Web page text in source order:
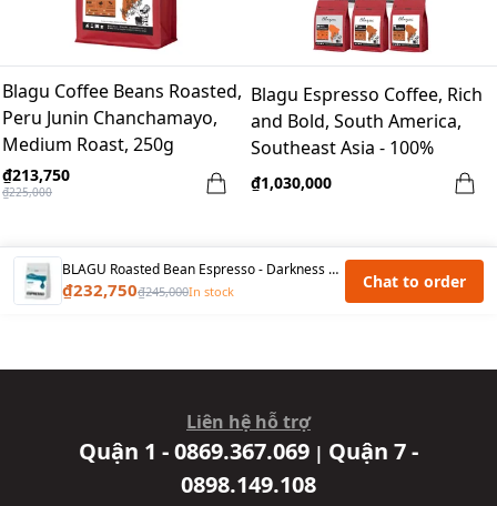
Blagu Coffee Beans Roasted,
Peru Junin Chanchamayo,
Medium Roast, 250g
₫213,750
₫225,000
Blagu Espresso Coffee, Rich
and Bold, South America,
Southeast Asia - 100%
Arabica
₫1,030,000
BLAGU Roasted Bean Espresso - Darkness Espresso - 250g
₫232,750₫245,000In stock Chat to order
Liên hệ hỗ trợ
Quận 1 - 0869.367.069 | Quận 7 -
0898.149.108